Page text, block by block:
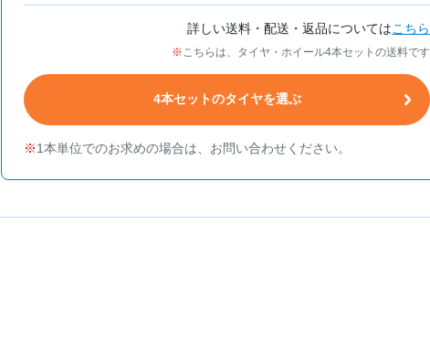
詳しい送料・配送・返品についてはこちら
こちらは、タイヤ・ホイール4本セットの送料です
4本セットのタイヤを選ぶ
1本単位でのお求めの場合は、お問い合わせください。